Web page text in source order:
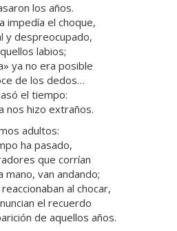
los años.
impedía el choque,
y despreocupado,
labios;
ya no era posible
de los dedos…
el tiempo:
nos hizo extraños.
adultos:
ha pasado,
que corrían
mano, van andando;
al chocar,
el recuerdo
de aquellos años.